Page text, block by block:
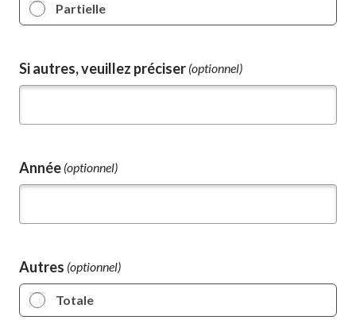
Partielle
Si autres, veuillez préciser (optionnel)
Année (optionnel)
Autres
Totale